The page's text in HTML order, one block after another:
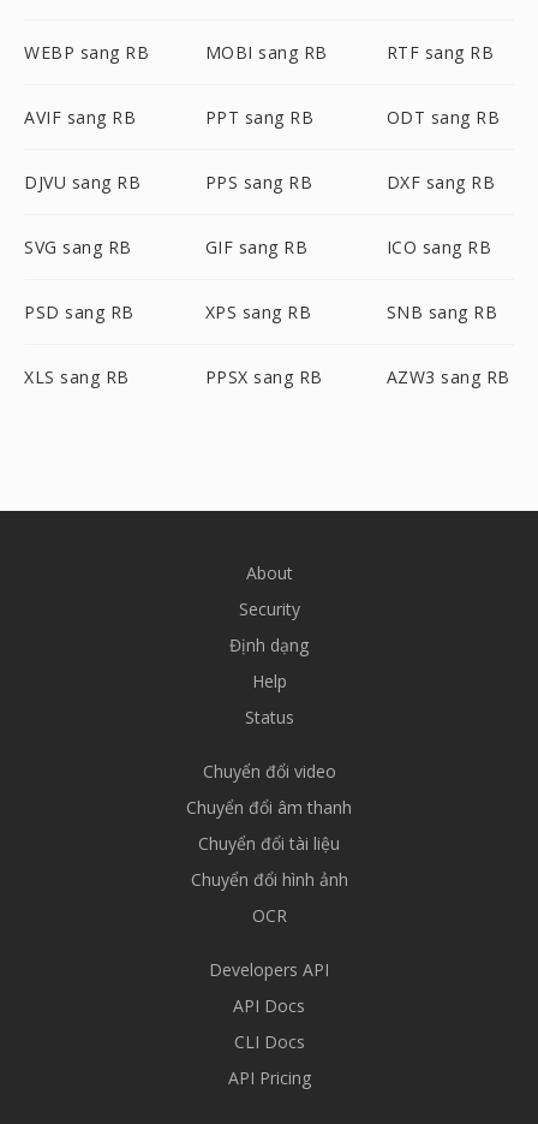
WEBP sang RB MOBI sang RB RTF sang RB
AVIF sang RB PPT sang RB ODT sang RB
DJVU sang RB PPS sang RB DXF sang RB
SVG sang RB GIF sang RB ICO sang RB
PSD sang RB XPS sang RB SNB sang RB
XLS sang RB PPSX sang RB AZW3 sang RB
About
Security
Định dạng
Help
Status
Chuyển đổi video
Chuyển đổi âm thanh
Chuyển đổi tài liệu
Chuyển đổi hình ảnh
OCR
Developers API
API Docs
CLI Docs
API Pricing